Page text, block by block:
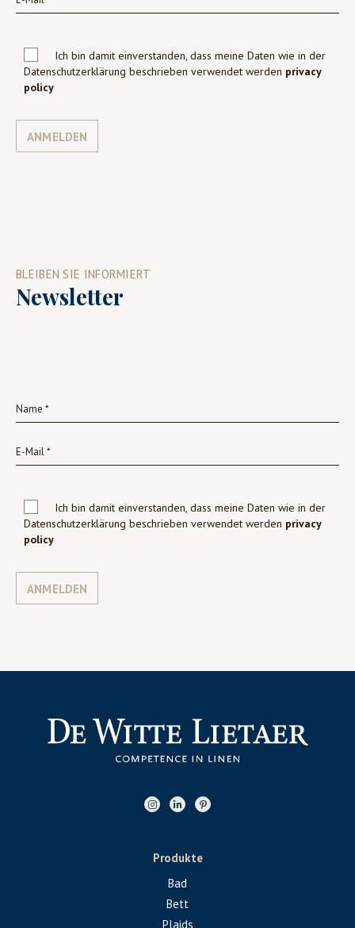
Ich bin damit einverstanden, dass meine Daten wie in der
Datenschutzerklärung beschrieben verwendet werden privacy
policy
ANMELDEN
BLEIBEN SIE INFORMIERT
Newsletter
Ich bin damit einverstanden, dass meine Daten wie in der
Datenschutzerklärung beschrieben verwendet werden privacy
policy
ANMELDEN
Produkte
Bad
Bett
Plaids